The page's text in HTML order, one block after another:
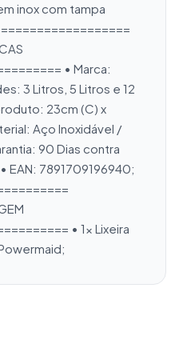
inox com tampa
• Marca:
3 Litros, 5 Litros e 12
23cm (C) x
Aço Inoxidável /
90 Dias contra
7891709196940;
• 1x Lixeira